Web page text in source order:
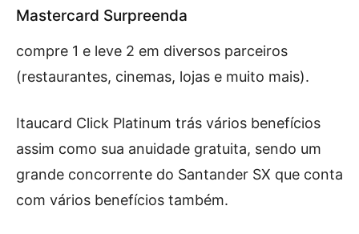
Mastercard Surpreenda
compre 1 e leve 2 em diversos parceiros
(restaurantes, cinemas, lojas e muito mais).
Itaucard Click Platinum trás vários benefícios
assim como sua anuidade gratuita, sendo um
grande concorrente do Santander SX que conta
com vários benefícios também.